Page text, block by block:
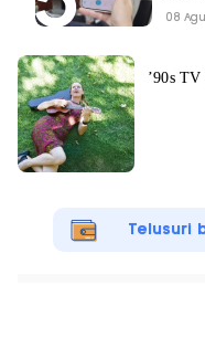
08
Telusuri